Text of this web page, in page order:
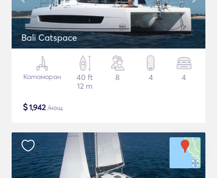
Bali Catspace
Катамаран
40 ft
12 m
8 4 4
$1,942/нощ